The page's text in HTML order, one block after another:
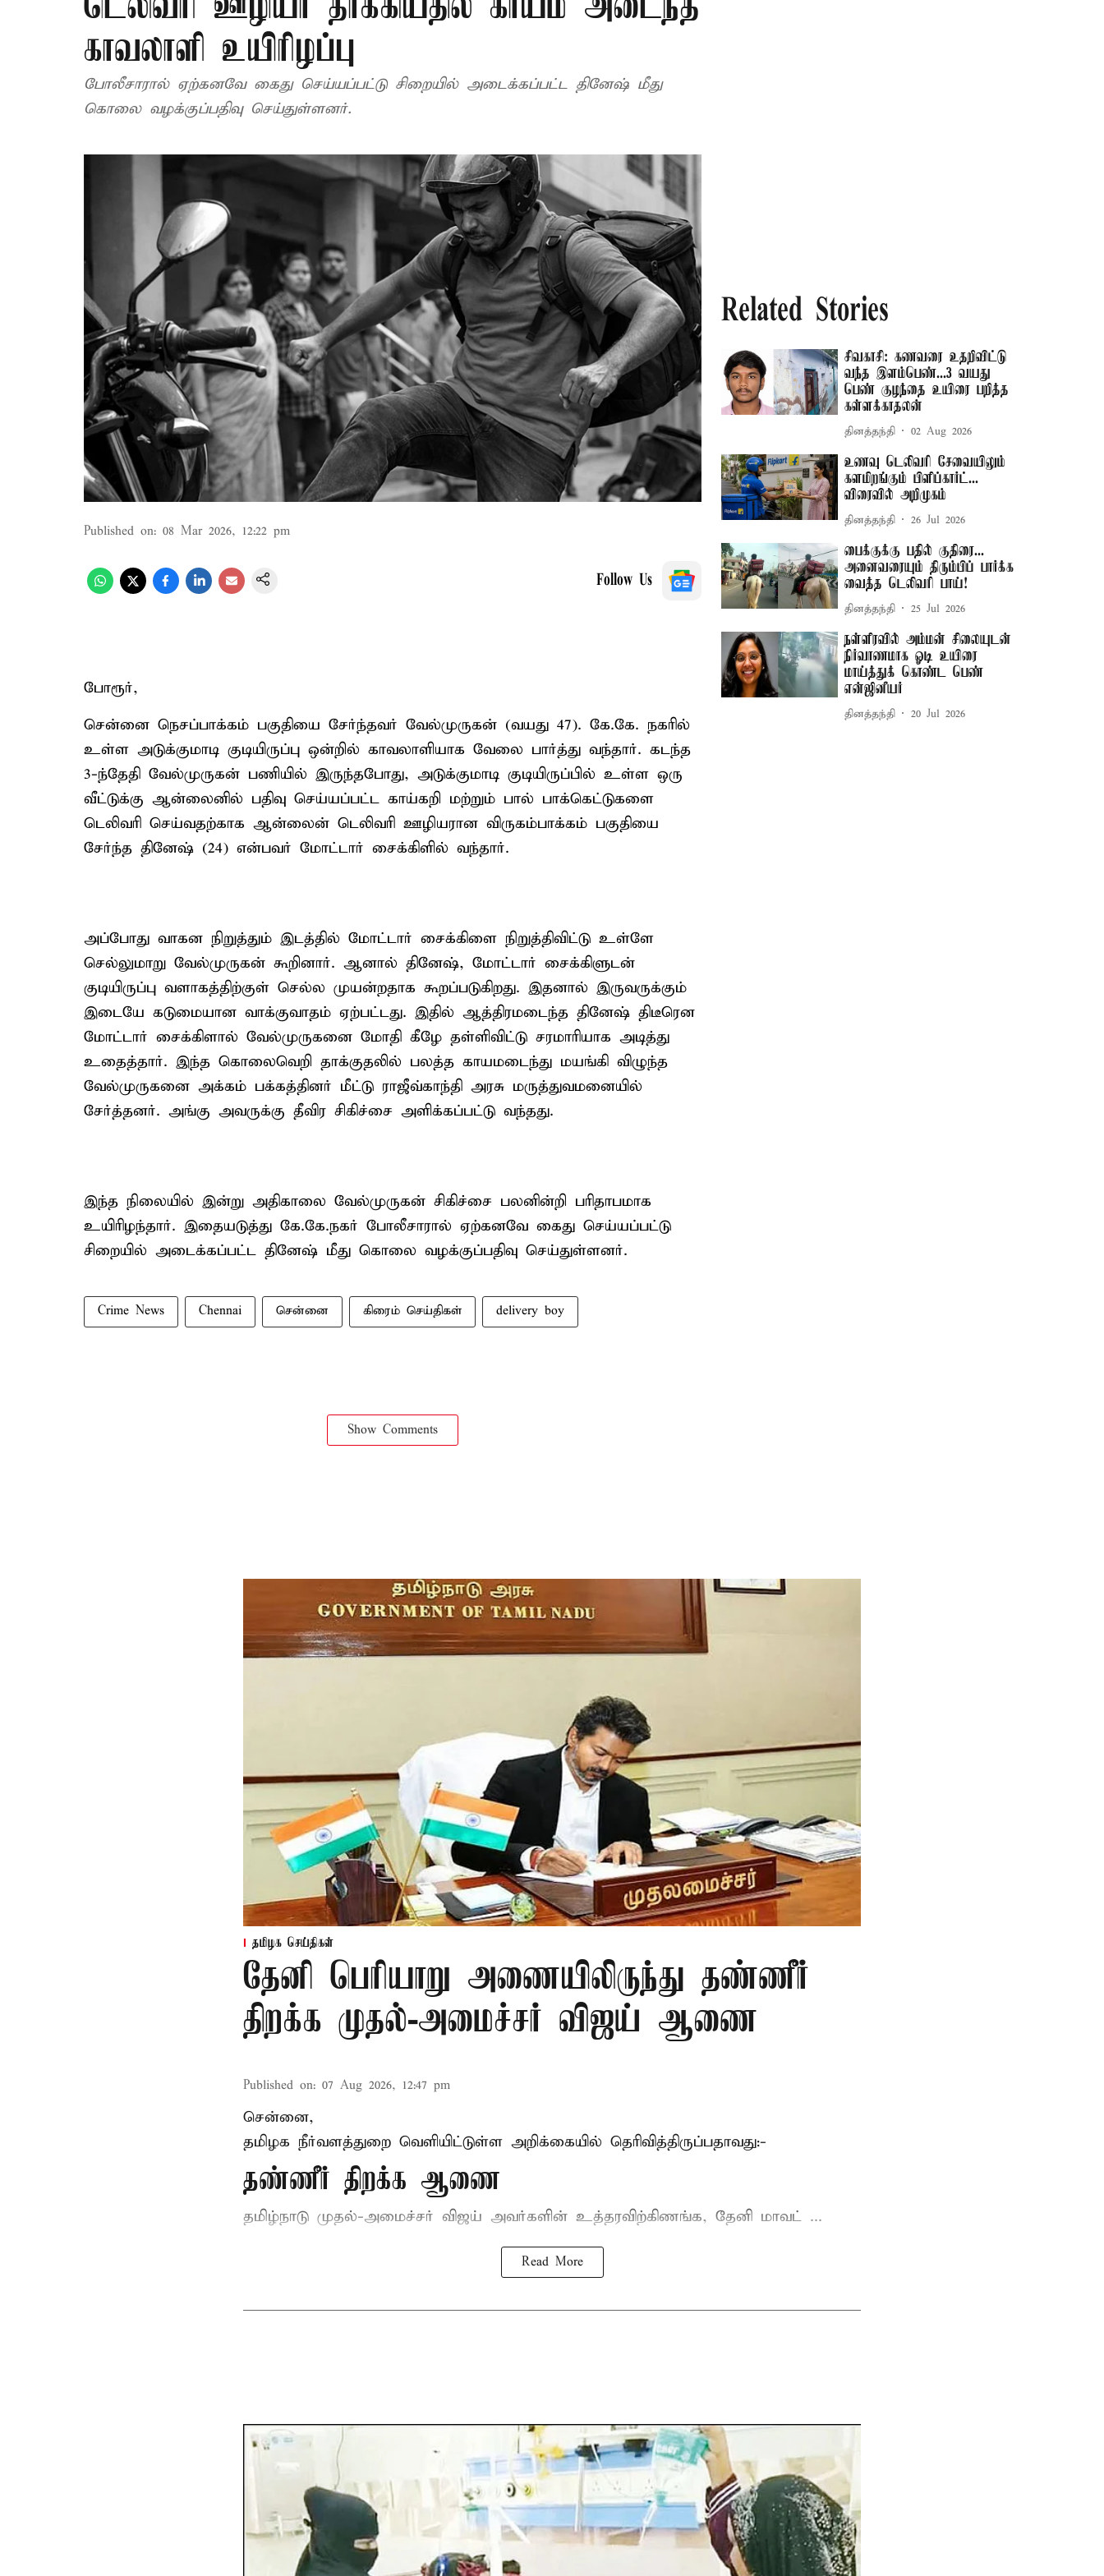
காவலாளி உயிரிழப்பு
போலீசாரால் ஏற்கனவே கைது செய்யப்பட்டு சிறையில் அடைக்கப்பட்ட தினேஷ் மீது
கொலை வழக்குப்பதிவு செய்துள்ளனர்.
Published on: 08 Mar 2026, 12:22 pm
Follow Us
போரூர்,
சென்னை நெசப்பாக்கம் பகுதியை சேர்ந்தவர் வேல்முருகன் (வயது 47). கே.கே. நகரில்
உள்ள அடுக்குமாடி குடியிருப்பு ஒன்றில் காவலாளியாக வேலை பார்த்து வந்தார். கடந்த
3-ந்தேதி வேல்முருகன் பணியில் இருந்தபோது, அடுக்குமாடி குடியிருப்பில் உள்ள ஒரு
வீட்டுக்கு ஆன்லைனில் பதிவு செய்யப்பட்ட காய்கறி மற்றும் பால் பாக்கெட்டுகளை
டெலிவரி செய்வதற்காக ஆன்லைன் டெலிவரி ஊழியரான விருகம்பாக்கம் பகுதியை
சேர்ந்த தினேஷ் (24) என்பவர் மோட்டார் சைக்கிளில் வந்தார்.
அப்போது வாகன நிறுத்தும் இடத்தில் மோட்டார் சைக்கிளை நிறுத்திவிட்டு உள்ளே
செல்லுமாறு வேல்முருகன் கூறினார். ஆனால் தினேஷ், மோட்டார் சைக்கிளுடன்
குடியிருப்பு வளாகத்திற்குள் செல்ல முயன்றதாக கூறப்படுகிறது. இதனால் இருவருக்கும்
இடையே கடுமையான வாக்குவாதம் ஏற்பட்டது. இதில் ஆத்திரமடைந்த தினேஷ் திடீரென
மோட்டார் சைக்கிளால் வேல்முருகனை மோதி கீழே தள்ளிவிட்டு சரமாரியாக அடித்து
உதைத்தார். இந்த கொலைவெறி தாக்குதலில் பலத்த காயமடைந்து மயங்கி விழுந்த
வேல்முருகனை அக்கம் பக்கத்தினர் மீட்டு ராஜீவ்காந்தி அரசு மருத்துவமனையில்
சேர்த்தனர். அங்கு அவருக்கு தீவிர சிகிச்சை அளிக்கப்பட்டு வந்தது.
இந்த நிலையில் இன்று அதிகாலை வேல்முருகன் சிகிச்சை பலனின்றி பரிதாபமாக
உயிரிழந்தார். இதையடுத்து கே.கே.நகர் போலீசாரால் ஏற்கனவே கைது செய்யப்பட்டு
சிறையில் அடைக்கப்பட்ட தினேஷ் மீது கொலை வழக்குப்பதிவு செய்துள்ளனர்.
Crime News Chennai சென்னை கிரைம் செய்திகள் delivery boy
Show Comments
Related Stories
சிவகாசி: கணவரை உதறிவிட்டு
வந்த இளம்பெண்...3 வயது
பெண் குழந்தை உயிரை பறித்த
கள்ளக்காதலன்
தினத்தந்தி 02 Aug 2026
உணவு டெலிவரி சேவையிலும்
களமிறங்கும் பிளிப்கார்ட்...
விரைவில் அறிமுகம்
தினத்தந்தி 26 Jul 2026
பைக்குக்கு பதில் குதிரை...
அனைவரையும் திரும்பிப் பார்க்க
வைத்த டெலிவரி பாய்!
தினத்தந்தி 25 Jul 2026
நள்ளிரவில் அம்மன் சிலையுடன்
நிர்வாணமாக ஓடி உயிரை
மாய்த்துக் கொண்ட பெண்
என்ஜினீயர்
தினத்தந்தி 20 Jul 2026
தமிழக செய்திகள்
தேனி பெரியாறு அணையிலிருந்து தண்ணீர்
திறக்க முதல்-அமைச்சர் விஜய் ஆணை
Published on: 07 Aug 2026, 12:47 pm
சென்னை,
தமிழக நீர்வளத்துறை வெளியிட்டுள்ள அறிக்கையில் தெரிவித்திருப்பதாவது:-
தண்ணீர் திறக்க ஆணை
தமிழ்நாடு முதல்-அமைச்சர் விஜய் அவர்களின் உத்தரவிற்கிணங்க, தேனி மாவட் ...
Read More